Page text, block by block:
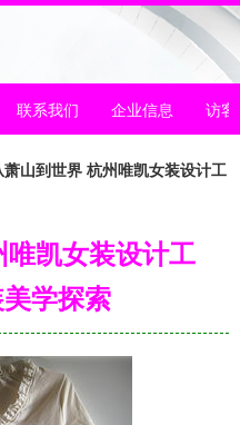
联系我们 企业信息 访客
萧山到世界 杭州唯凯女装设计工
凯女装设计工
学探索